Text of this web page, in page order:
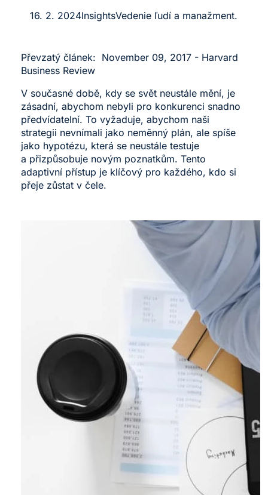
16. 2. 2024InsightsVedenie ľudí a manažment.
Převzatý článek: November 09, 2017 - Harvard
Business Review
V současné době, kdy se svět neustále mění, je
zásadní, abychom nebyli pro konkurenci snadno
předvídatelní. To vyžaduje, abychom naši
strategii nevnímali jako neměnný plán, ale spíše
jako hypotézu, která se neustále testuje
a přizpůsobuje novým poznatkům. Tento
adaptivní přístup je klíčový pro každého, kdo si
přeje zůstat v čele.